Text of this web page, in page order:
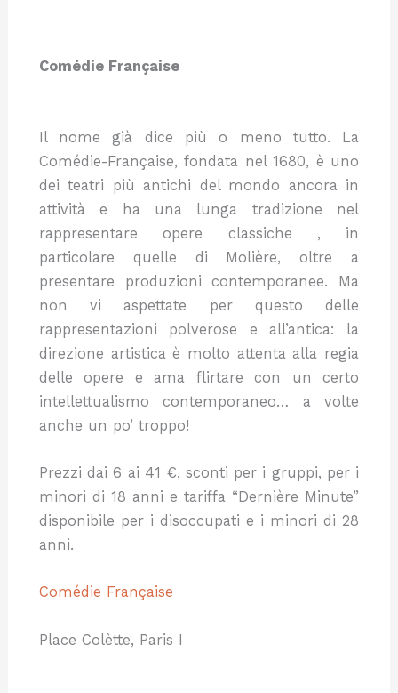
Comédie Française
Il nome già dice più o meno tutto. La
Comédie-Française, fondata nel 1680, è uno
dei teatri più antichi del mondo ancora in
attività e ha una lunga tradizione nel
rappresentare opere classiche , in
particolare quelle di Molière, oltre a
presentare produzioni contemporanee. Ma
non vi aspettate per questo delle
rappresentazioni polverose e all’antica: la
direzione artistica è molto attenta alla regia
delle opere e ama flirtare con un certo
intellettualismo contemporaneo… a volte
anche un po’ troppo!
Prezzi dai 6 ai 41 €, sconti per i gruppi, per i
minori di 18 anni e tariffa “Dernière Minute”
disponibile per i disoccupati e i minori di 28
anni.
Comédie Française
Place Colètte, Paris I